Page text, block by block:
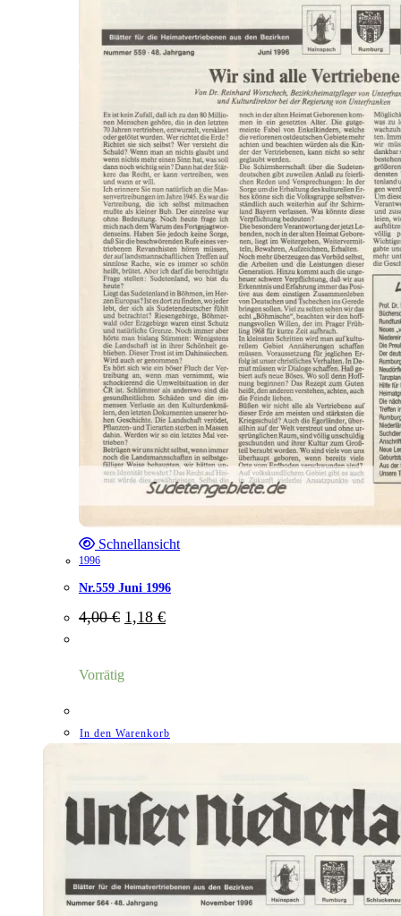
Schnellansicht
1996
Nr.559 Juni 1996
4,00€ Ursprünglicher
Preis
1,18 €Aktueller
Vorrätig
In den Warenkorb